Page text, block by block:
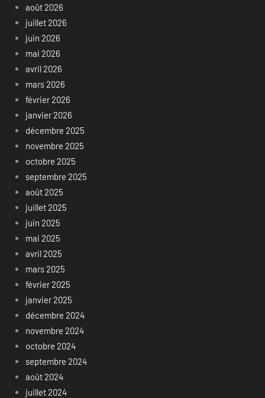
août 2026
juillet 2026
juin 2026
mai 2026
avril 2026
mars 2026
février 2026
janvier 2026
décembre 2025
novembre 2025
octobre 2025
septembre 2025
août 2025
juillet 2025
juin 2025
mai 2025
avril 2025
mars 2025
février 2025
janvier 2025
décembre 2024
novembre 2024
octobre 2024
septembre 2024
août 2024
juillet 2024